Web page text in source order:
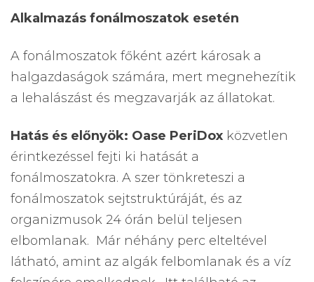
Alkalmazás fonálmoszatok esetén
A fonálmoszatok főként azért károsak a
halgazdaságok számára, mert megnehezítik
a lehalászást és megzavarják az állatokat.
Hatás és előnyök: Oase PeriDox közvetlen
érintkezéssel fejti ki hatását a
fonálmoszatokra. A szer tönkreteszi a
fonálmoszatok sejtstruktúráját, és az
organizmusok 24 órán belül teljesen
elbomlanak. Már néhány perc elteltével
látható, amint az algák felbomlanak és a víz